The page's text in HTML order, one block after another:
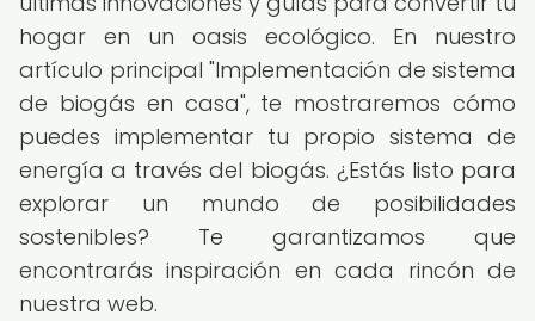
hogar en un oasis ecológico. En nuestro
artículo principal "Implementación de sistema
de biogás en casa", te mostraremos cómo
puedes implementar tu propio sistema de
energía a través del biogás. ¿Estás listo para
explorar un mundo de posibilidades
sostenibles? Te garantizamos que
encontrarás inspiración en cada rincón de
nuestra web.